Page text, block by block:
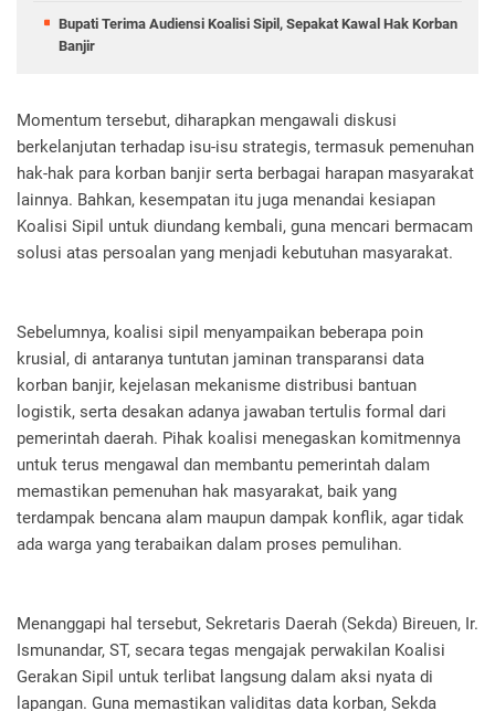
Bupati Terima Audiensi Koalisi Sipil, Sepakat Kawal Hak Korban
Banjir
Momentum tersebut, diharapkan mengawali diskusi
berkelanjutan terhadap isu-isu strategis, termasuk pemenuhan
hak-hak para korban banjir serta berbagai harapan masyarakat
lainnya. Bahkan, kesempatan itu juga menandai kesiapan
Koalisi Sipil untuk diundang kembali, guna mencari bermacam
solusi atas persoalan yang menjadi kebutuhan masyarakat.
Sebelumnya, koalisi sipil menyampaikan beberapa poin
krusial, di antaranya tuntutan jaminan transparansi data
korban banjir, kejelasan mekanisme distribusi bantuan
logistik, serta desakan adanya jawaban tertulis formal dari
pemerintah daerah. Pihak koalisi menegaskan komitmennya
untuk terus mengawal dan membantu pemerintah dalam
memastikan pemenuhan hak masyarakat, baik yang
terdampak bencana alam maupun dampak konflik, agar tidak
ada warga yang terabaikan dalam proses pemulihan.
Menanggapi hal tersebut, Sekretaris Daerah (Sekda) Bireuen, Ir.
Ismunandar, ST, secara tegas mengajak perwakilan Koalisi
Gerakan Sipil untuk terlibat langsung dalam aksi nyata di
lapangan. Guna memastikan validitas data korban, Sekda